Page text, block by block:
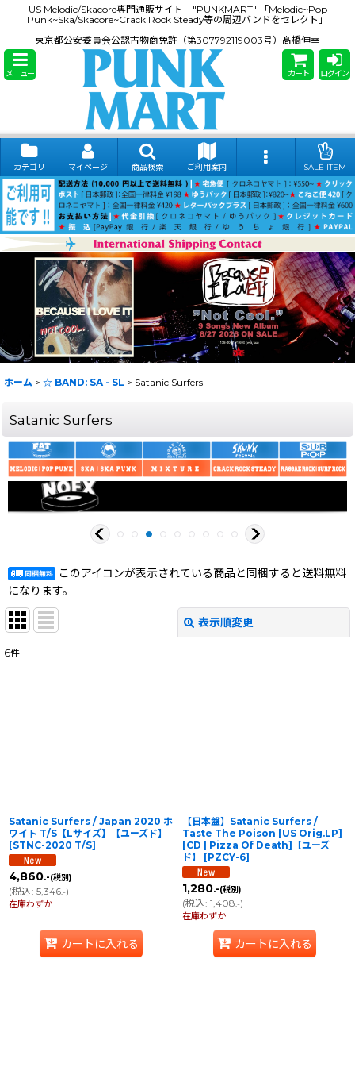
US Melodic/Skacore専門通販サイト "PUNKMART" 「Melodic~Pop
Punk~Ska/Skacore~Crack Rock Steady等の周辺バンドをセレクト」
東京都公安委員会公認古物商免許（第307792119003号）髙橋伸幸
メニュー カート ログイン
カテゴリ マイページ 商品検索 ご利用案内 SALE ITEM
ホーム > ☆ BAND: SA - SL > Satanic Surfers
Satanic Surfers
このアイコンが表示されている商品と同梱すると送料無料
になります。
表示順変更
6件
Satanic Surfers / Japan 2020 ホ
ワイト T/S【Lサイズ】【ユーズド】
[STNC-2020 T/S]
4,860.-(税別)
(税込: 5,346.-)
在庫わずか
カートに入れる
【日本盤】Satanic Surfers ‎/
Taste The Poison [US Orig.LP]
[CD | Pizza Of Death]【ユーズ
ド】
[PZCY-6]
1,280.-(税別)
(税込: 1,408.-)
在庫わずか
カートに入れる